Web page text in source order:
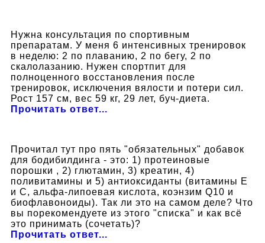
Нужна консультация по спортивным
препаратам. У меня 6 интенсивных тренировок
в неделю: 2 по плаванию, 2 по бегу, 2 по
скалолазанию. Нужен спортпит для
полноценного восстановления после
тренировок, исключения вялости и потери сил.
Рост 157 см, вес 59 кг, 29 лет, буч-диета.
Прочитать ответ...
Прочитал тут про пять "обязательных" добавок
для бодибилдинга - это: 1) протеиновые
порошки , 2) глютамин, 3) креатин, 4)
поливитамины и 5) антиоксиданты (витамины Е
и С, альфа-липоевая кислота, коэнзим Q10 и
биофлавоноиды). Так ли это на самом деле? Что
вы порекомендуете из этого "списка" и как всё
это принимать (сочетать)?
Прочитать ответ...